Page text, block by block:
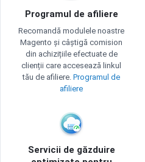
Programul de afiliere
Recomandă modulele noastre
Magento și câștigă comision
din achizițiile efectuate de
clienții care accesează linkul
tău de afiliere. Programul de
afiliere
Servicii de găzduire